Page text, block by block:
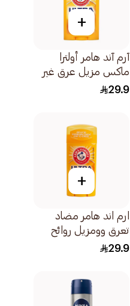
+
آرم آند هامر أولترا
ماكس مزيل عرق غير
معطر 73جرام
29.9
+
ارم اند هامر مضاد
تعرق وومزيل روائح
ستيك بنسيم باودر
29.9